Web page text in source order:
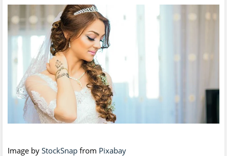
Image by StockSnap from Pixabay